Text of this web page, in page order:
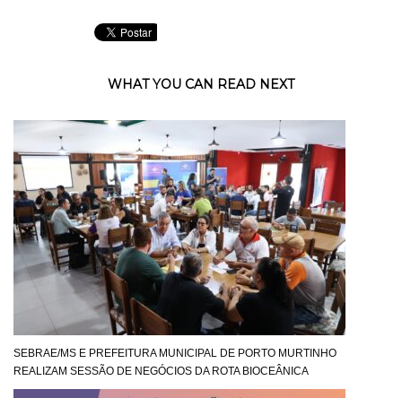
WHAT YOU CAN READ NEXT
SEBRAE/MS E PREFEITURA MUNICIPAL DE PORTO MURTINHO
REALIZAM SESSÃO DE NEGÓCIOS DA ROTA BIOCEÂNICA